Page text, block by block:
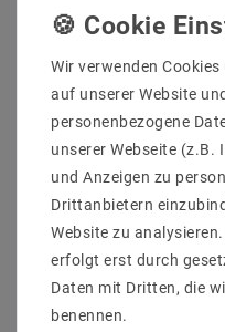
Helestra PONTO
Wandleuchte chrom
UVP 263,44 €
222,66 €
Artikel anzeigen
Wir verwenden
auf unserer Website
personenbezogene
unserer Webseite (z.B.
und Anzeigen zu
Drittanbietern
Website zu
erfolgt erst durch
Daten mit Dritten, die
benennen.